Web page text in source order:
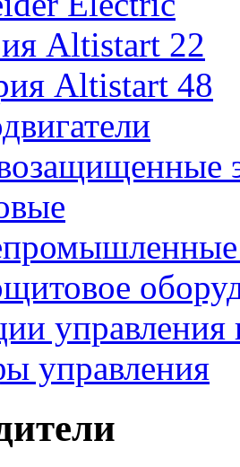
Altistart 22
Altistart 48
управления
управления